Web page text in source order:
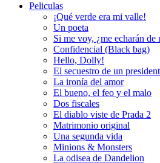
Peliculas
¡Qué verde era mi valle!
Un poeta
Si me voy, ¿me echarán de
Confidencial (Black bag)
Hello, Dolly!
El secuestro de un
La ironía del amor
El bueno, el feo y el malo
Dos fiscales
El diablo viste de Prada 2
Matrimonio original
Una segunda vida
Minions & Monsters
La odisea de Dandelion